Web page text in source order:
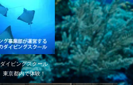
ダイビングスクール
東京都内で体験！